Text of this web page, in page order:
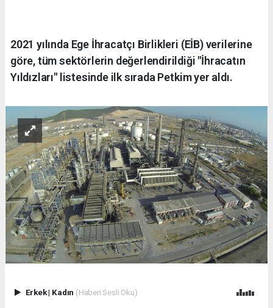
2021 yılında Ege İhracatçı Birlikleri (EİB) verilerine
göre, tüm sektörlerin değerlendirildiği "İhracatın
Yıldızları" listesinde ilk sırada Petkim yer aldı.
Erkek| Kadın (Haberi Sesli Oku)